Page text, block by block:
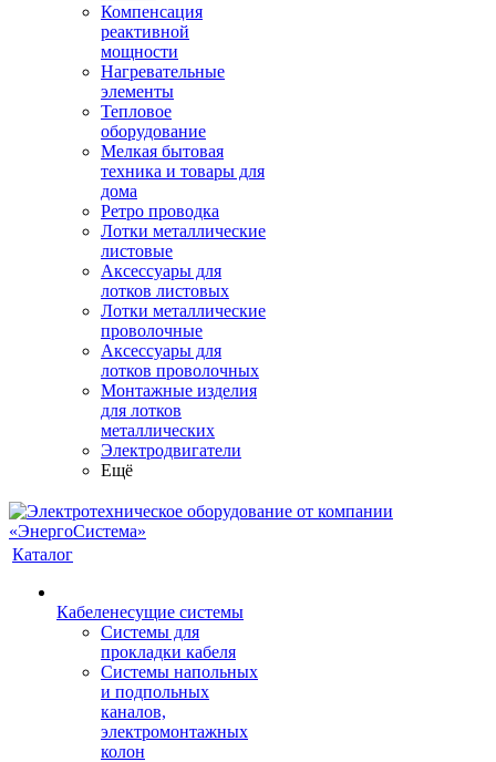
Компенсация
реактивной
мощности
Нагревательные
элементы
Тепловое
оборудование
Мелкая бытовая
техника и товары для
дома
Ретро проводка
Лотки металлические
листовые
Аксессуары для
лотков листовых
Лотки металлические
проволочные
Аксессуары для
лотков проволочных
Монтажные изделия
для лотков
металлических
Электродвигатели
Ещё
Каталог
Кабеленесущие системы
Системы для
прокладки кабеля
Системы напольных
и подпольных
каналов,
электромонтажных
колон